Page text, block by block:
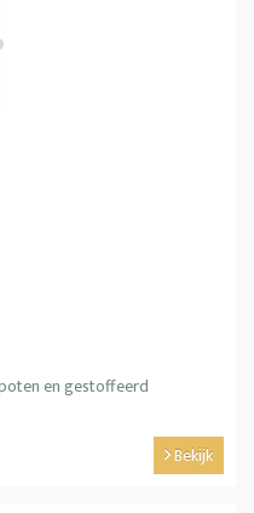
en gestoffeerd
Bekijk